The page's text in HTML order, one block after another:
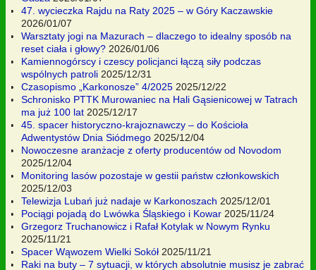
47. wycieczka Rajdu na Raty 2025 – w Góry Kaczawskie
2026/01/07
Warsztaty jogi na Mazurach – dlaczego to idealny sposób na
reset ciała i głowy? 2026/01/06
Kamiennogórscy i czescy policjanci łączą siły podczas
wspólnych patroli 2025/12/31
Czasopismo „Karkonosze” 4/2025 2025/12/22
Schronisko PTTK Murowaniec na Hali Gąsienicowej w Tatrach
ma już 100 lat 2025/12/17
45. spacer historyczno-krajoznawczy – do Kościoła
Adwentystów Dnia Siódmego 2025/12/04
Nowoczesne aranżacje z oferty producentów od Novodom
2025/12/04
Monitoring lasów pozostaje w gestii państw członkowskich
2025/12/03
Telewizja Lubań już nadaje w Karkonoszach 2025/12/01
Pociągi pojadą do Lwówka Śląskiego i Kowar 2025/11/24
Grzegorz Truchanowicz i Rafał Kotylak w Nowym Rynku
2025/11/21
Spacer Wąwozem Wielki Sokół 2025/11/21
Raki na buty – 7 sytuacji, w których absolutnie musisz je zabrać